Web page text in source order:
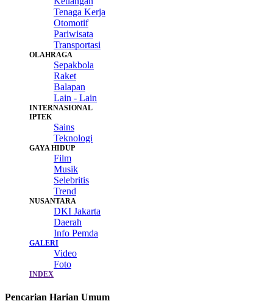
Tenaga Kerja
Otomotif
Pariwisata
Transportasi
OLAHRAGA
Sepakbola
Raket
Balapan
Lain - Lain
INTERNASIONAL
IPTEK
Sains
Teknologi
GAYA HIDUP
Film
Musik
Selebritis
Trend
NUSANTARA
DKI Jakarta
Daerah
Info Pemda
GALERI
Video
Foto
INDEX
Pencarian Harian Umum